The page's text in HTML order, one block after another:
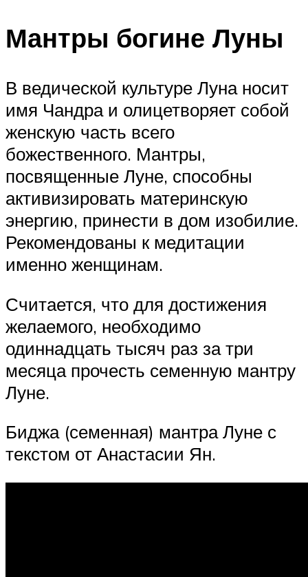
Мантры богине Луны
В ведической культуре Луна носит
имя Чандра и олицетворяет собой
женскую часть всего
божественного. Мантры,
посвященные Луне, способны
активизировать материнскую
энергию, принести в дом изобилие.
Рекомендованы к медитации
именно женщинам.
Считается, что для достижения
желаемого, необходимо
одиннадцать тысяч раз за три
месяца прочесть семенную мантру
Луне.
Биджа (семенная) мантра Луне с
текстом от Анастасии Ян.